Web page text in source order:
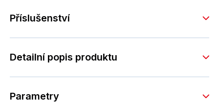
Příslušenství
Detailní popis produktu
Parametry